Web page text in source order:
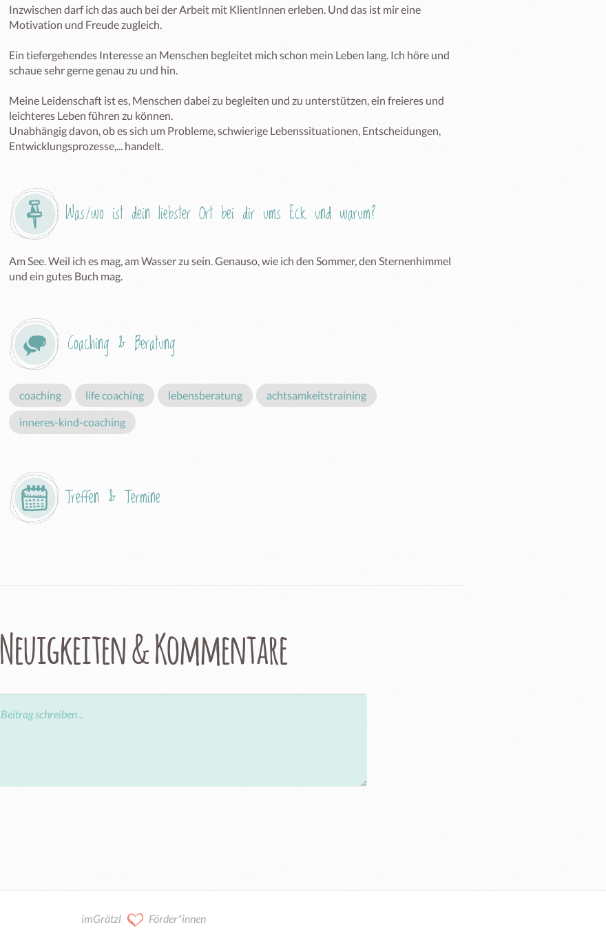
Inzwischen darf ich das auch bei der Arbeit mit KlientInnen erleben. Und das ist mir eine
Motivation und Freude zugleich.
Ein tiefergehendes Interesse an Menschen begleitet mich schon mein Leben lang. Ich höre und
schaue sehr gerne genau zu und hin.
Meine Leidenschaft ist es, Menschen dabei zu begleiten und zu unterstützen, ein freieres und
leichteres Leben führen zu können.
Unabhängig davon, ob es sich um Probleme, schwierige Lebenssituationen, Entscheidungen,
Entwicklungsprozesse,... handelt.
Was/wo ist dein liebster Ort bei dir ums Eck und warum?
Am See. Weil ich es mag, am Wasser zu sein. Genauso, wie ich den Sommer, den Sternenhimmel
und ein gutes Buch mag.
Coaching & Beratung
coaching life coaching lebensberatung achtsamkeitstraining
inneres-kind-coaching
Treffen & Termine
Neuigkeiten & Kommentare
imGrätzl Förder*innen